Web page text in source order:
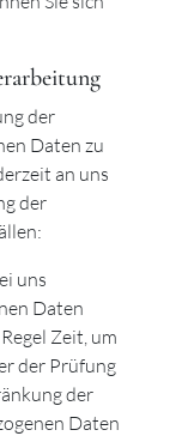
der
Daten zu
an uns
der
uns
Daten
Zeit, um
der Prüfung
der
Daten